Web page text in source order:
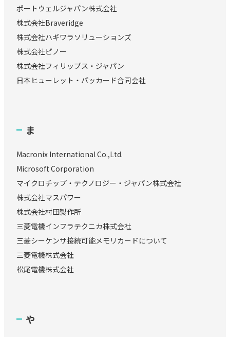
ポートウェルジャパン株式会社
株式会社Braveridge
株式会社ハギワラソリューションズ
株式会社ピノー
株式会社フィリップス・ジャパン
日本ヒューレット・パッカード合同会社
ま
Macronix International Co.,Ltd.
Microsoft Corporation
マイクロチップ・テクノロジー・ジャパン株式会社
株式会社マスパワー
株式会社村田製作所
三菱電機インフラテクニカ株式会社
三菱シーケンサ接続可能メモリカードについて
三菱電機株式会社
松尾電機株式会社
や